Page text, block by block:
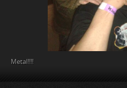
Metal!!!!